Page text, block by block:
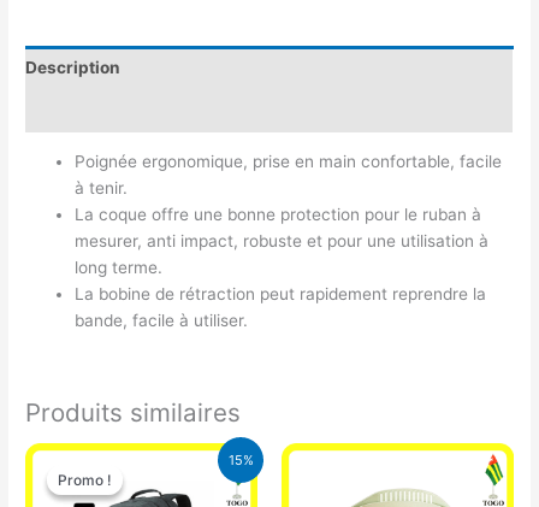
Description
Poignée ergonomique, prise en main confortable, facile
à tenir.
La coque offre une bonne protection pour le ruban à
mesurer, anti impact, robuste et pour une utilisation à
long terme.
La bobine de rétraction peut rapidement reprendre la
bande, facile à utiliser.
Produits similaires
15%
Promo !
Promo !
Le
prix
initial
Le
prix
actuel